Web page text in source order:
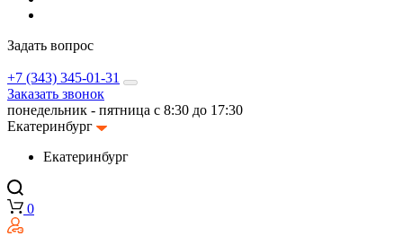
Задать вопрос
+7 (343) 345-01-31
Заказать звонок
понедельник - пятница с 8:30 до 17:30
Екатеринбург
Екатеринбург
0